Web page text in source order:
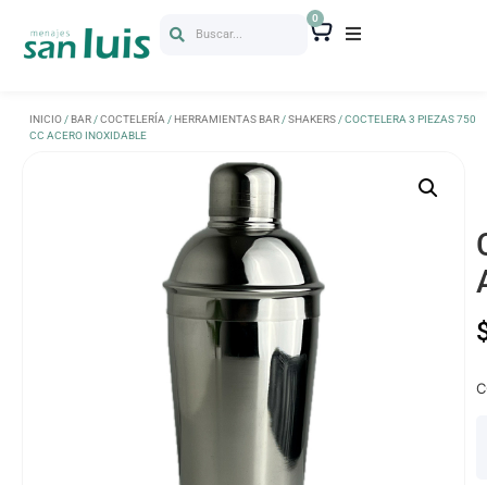
Buscar...
0
INICIO /BAR /COCTELERÍA /HERRAMIENTAS BAR /SHAKERS / COCTELERA 3 PIEZAS 750
CC ACERO INOXIDABLE